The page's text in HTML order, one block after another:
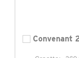
Convenant